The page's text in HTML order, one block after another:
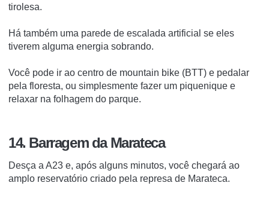
tirolesa.
Há também uma parede de escalada artificial se eles
tiverem alguma energia sobrando.
Você pode ir ao centro de mountain bike (BTT) e pedalar
pela floresta, ou simplesmente fazer um piquenique e
relaxar na folhagem do parque.
14. Barragem da Marateca
Desça a A23 e, após alguns minutos, você chegará ao
amplo reservatório criado pela represa de Marateca.